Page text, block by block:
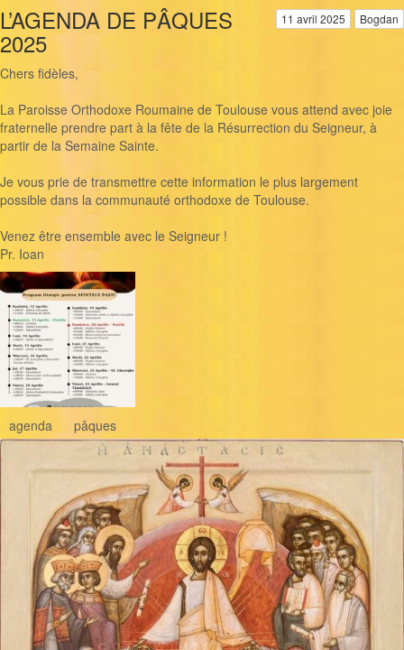
11 avril 2025 Bogdan
L’AGENDA DE PÂQUES
2025
Chers fidèles,
La Paroisse Orthodoxe Roumaine de Toulouse vous attend avec joie
fraternelle prendre part à la fête de la Résurrection du Seigneur, à
partir de la Semaine Sainte.
Je vous prie de transmettre cette information le plus largement
possible dans la communauté orthodoxe de Toulouse.
Venez être ensemble avec le Seigneur !
Pr. Ioan
agenda pâques